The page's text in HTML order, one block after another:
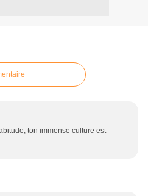
ton immense culture est